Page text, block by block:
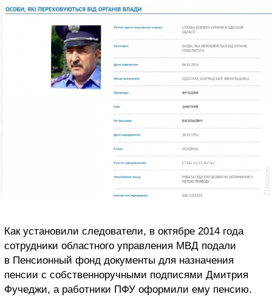
Как установили следователи, в октябре 2014 года
сотрудники областного управления МВД подали
в Пенсионный фонд документы для назначения
пенсии с собственноручными подписями Дмитрия
Фучеджи, а работники ПФУ оформили ему пенсию.